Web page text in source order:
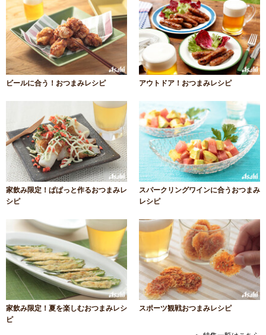
ビールに合う！おつまみレシピ アウトドア！おつまみレシピ
家飲み限定！ぱぱっと作るおつまみレ
シピ
スパークリングワインに合うおつまみ
レシピ
家飲み限定！夏を楽しむおつまみレシ
ピ
スポーツ観戦おつまみレシピ